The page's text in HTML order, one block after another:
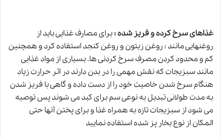
غذاهای سرخ کرده و فریز شده :برای مصارف غذایی باید از
روغنهایی مانند : روغن زیتون و روغن کنجد استفاده کرد و همچنین
کم و محدود کردن مصرف سرخ کردنی ها. بسیاری از مواد غذایی
مانند سبزیجات که نقش مهمی را در بدن دارند در اثر حرارت زیاد
هنگام سرخ شدن خاصیت خود را از دست داده و گاهی با فریز شدن
به مدت طولانی تبدیل به نوعی سم برای کبد می شوند پس توصیه
می شود از سبزیجات تازه به همراه غذا و برای پختن آنها حتی
المکان از نوع بخار پز شده استفاده نمایید